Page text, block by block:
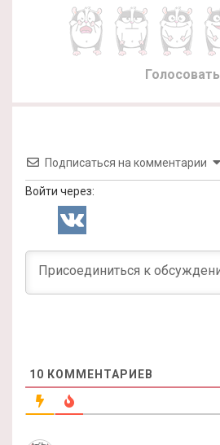
Голосовать
Подписаться на комментарии
Войти через:
10 КОММЕНТАРИЕВ